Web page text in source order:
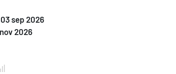
03 sep 2026
2026